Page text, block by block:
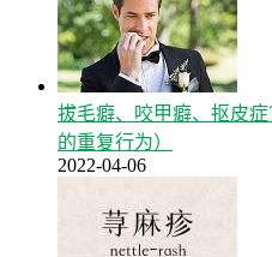
拔毛癖、咬甲癖、抠皮
的重复行为）
2022-04-06